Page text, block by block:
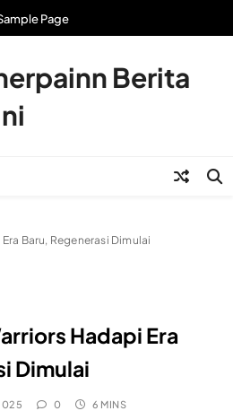
Page
Berita
Baru, Regenerasi Dimulai
Hadapi Era
Dimulai
0 6 MINS